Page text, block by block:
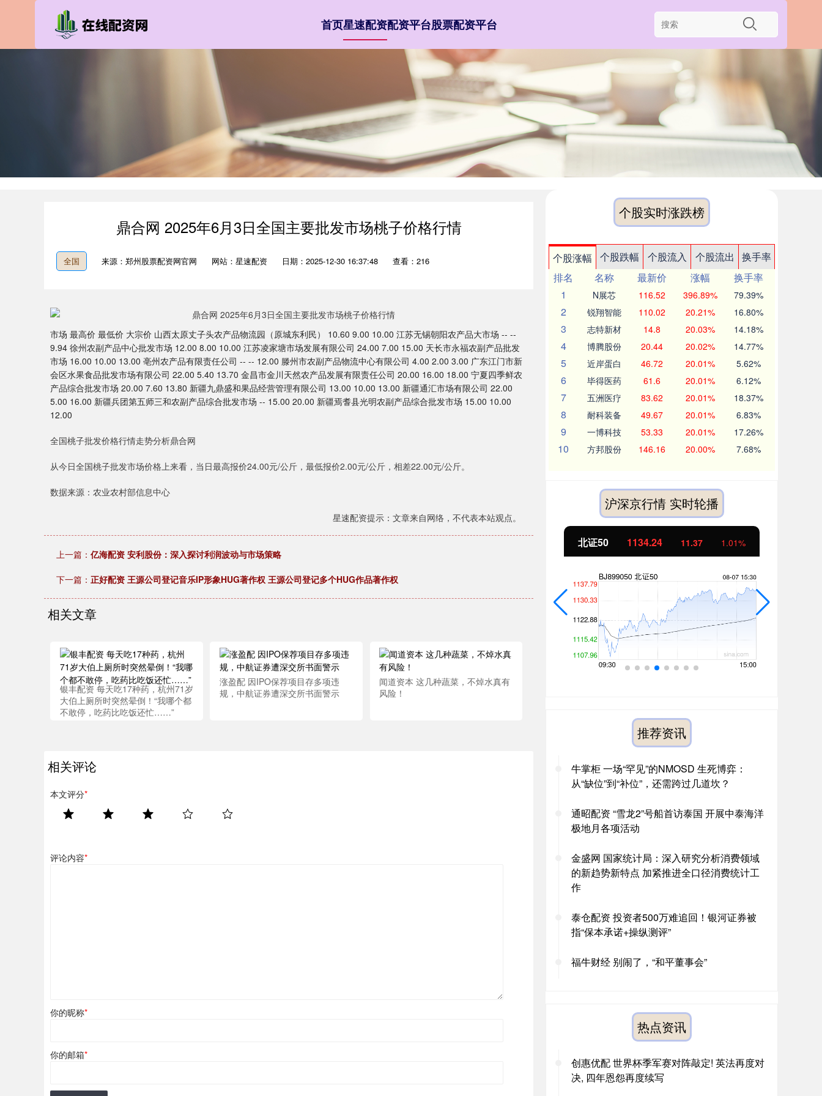
首页星速配资配资平台股票配资平台
鼎合网 2025年6月3日全国主要批发市场桃子价格行情
全国 来源：郑州股票配资网官网 网站：星速配资 日期：2025-12-30 16:37:48 查看：216
市场 最高价 最低价 大宗价 山西太原丈子头农产品物流园（原城东利民） 10.60 9.00 10.00 江苏无锡朝阳农产品大市场 -- --
9.94 徐州农副产品中心批发市场 12.00 8.00 10.00 江苏凌家塘市场发展有限公司 24.00 7.00 15.00 天长市永福农副产品批发
市场 16.00 10.00 13.00 亳州农产品有限责任公司 -- -- 12.00 滕州市农副产品物流中心有限公司 4.00 2.00 3.00 广东江门市新
会区水果食品批发市场有限公司 22.00 5.40 13.70 金昌市金川天然农产品发展有限责任公司 20.00 16.00 18.00 宁夏四季鲜农
产品综合批发市场 20.00 7.60 13.80 新疆九鼎盛和果品经营管理有限公司 13.00 10.00 13.00 新疆通汇市场有限公司 22.00
5.00 16.00 新疆兵团第五师三和农副产品综合批发市场 -- 15.00 20.00 新疆焉耆县光明农副产品综合批发市场 15.00 10.00
12.00
全国桃子批发价格行情走势分析鼎合网
从今日全国桃子批发市场价格上来看，当日最高报价24.00元/公斤，最低报价2.00元/公斤，相差22.00元/公斤。
数据来源：农业农村部信息中心
星速配资提示：文章来自网络，不代表本站观点。
上一篇： 亿海配资 安利股份：深入探讨利润波动与市场策略
下一篇： 正好配资 王源公司登记音乐IP形象HUG著作权 王源公司登记多个HUG作品著作权
相关文章
银丰配资 每天吃17种药，杭州71岁
大伯上厕所时突然晕倒！“我哪个都
不敢停，吃药比吃饭还忙……”
涨盈配 因IPO保荐项目存多项违
规，中航证券遭深交所书面警示
闻道资本 这几种蔬菜，不焯水真有
风险！
相关评论
本文评分*
评论内容*
你的昵称*
你的邮箱*
个股实时涨跌榜
个股涨幅 个股跌幅 个股流入 个股流出
换手率
排名
名称 最新价 涨幅
换手率
1
N展芯 116.52 396.89% 79.39%
2 锐翔智能 110.02 20.21% 16.80%
3 志特新材 14.8 20.03% 14.18%
4 博腾股份 20.44 20.02% 14.77%
5 近岸蛋白 46.72 20.01% 5.62%
6 毕得医药 61.6 20.01% 6.12%
7 五洲医疗 83.62 20.01% 18.37%
8 耐科装备 49.67 20.01% 6.83%
9 一博科技 53.33 20.01% 17.26%
10 方邦股份 146.16 20.00% 7.68%
沪深京行情 实时轮播
北证50 1134.24 11.37 1.01%
推荐资讯
牛掌柜 一场“罕见”的NMOSD 生死博弈：
从“缺位”到“补位”，还需跨过几道坎？
通昭配资 “雪龙2”号船首访泰国 开展中泰海洋
极地月各项活动
金盛网 国家统计局：深入研究分析消费领域
的新趋势新特点 加紧推进全口径消费统计工
作
泰仓配资 投资者500万难追回！银河证券被
指“保本承诺+操纵测评”
福牛财经 别闹了，“和平董事会”
热点资讯
创惠优配 世界杯季军赛对阵敲定! 英法再度对
决, 四年恩怨再度续写